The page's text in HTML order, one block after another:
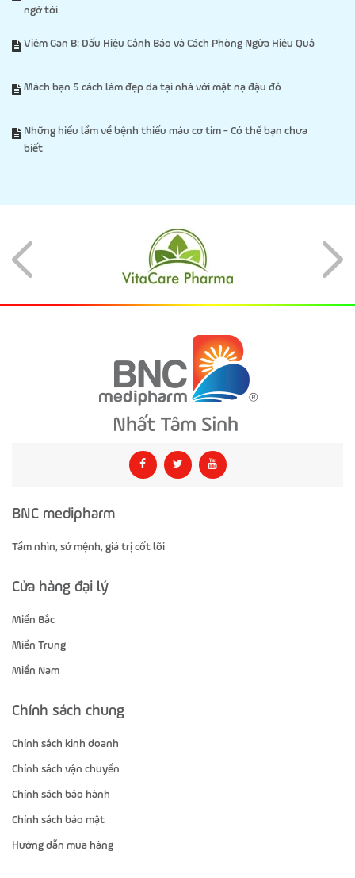
ngờ tới
Viêm Gan B: Dấu Hiệu Cảnh Báo và Cách Phòng Ngừa Hiệu Quả
Mách bạn 5 cách làm đẹp da tại nhà với mặt nạ đậu đỏ
Những hiểu lầm về bệnh thiếu máu cơ tim - Có thể bạn chưa
biết
BNC medipharm
Tầm nhìn, sứ mệnh, giá trị cốt lõi
Cửa hàng đại lý
Miền Bắc
Miền Trung
Miền Nam
Chính sách chung
Chính sách kinh doanh
Chính sách vận chuyển
Chính sách bảo hành
Chính sách bảo mật
Hướng dẫn mua hàng